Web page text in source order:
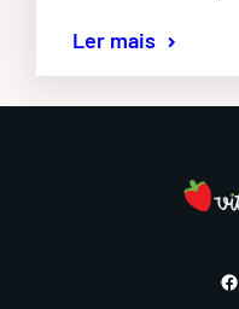
Ler mais
Facebook